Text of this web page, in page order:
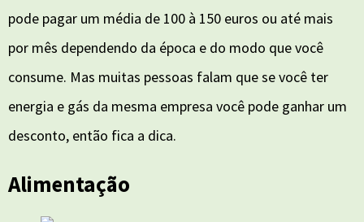
pode pagar um média de 100 à 150 euros ou até mais
por mês dependendo da época e do modo que você
consume. Mas muitas pessoas falam que se você ter
energia e gás da mesma empresa você pode ganhar um
desconto, então fica a dica.
Alimentação